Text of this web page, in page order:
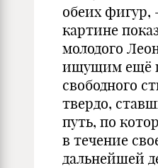
обеих фигур,
картине
молодого
ищущим ещё
свободного
твердо,
путь, по
в течение
дальнейшей